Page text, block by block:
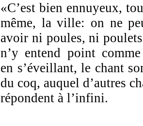
«C’est bien ennuyeux,
même, la ville: on ne
avoir ni poules, ni
n’y entend point
en s’éveillant, le chant
du coq, auquel d’autres
répondent à l’infini.